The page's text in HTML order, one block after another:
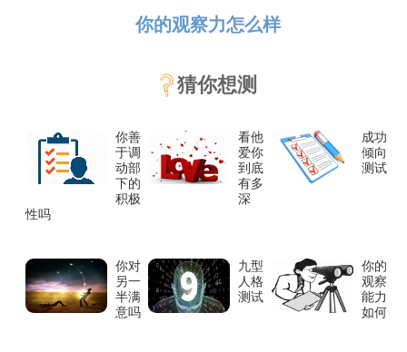
你的观察力怎么样
猜你想测
你善
于调
动部
下的
积极
性吗
看他
爱你
到底
有多
深
成功
倾向
测试
你对
另一
半满
意吗
九型
人格
测试
你的
观察
能力
如何